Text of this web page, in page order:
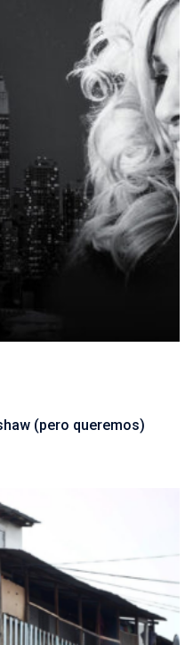
(pero queremos)